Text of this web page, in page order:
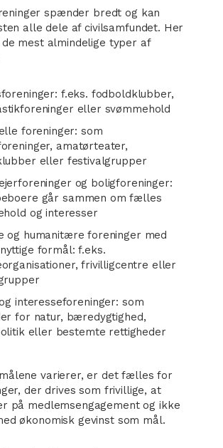
spænder bredt og kan
alle dele af civilsamfundet. Her
mest almindelige typer af
f.eks. fodboldklubber,
eller svømmehold
foreninger: som
amatørteater,
eller festivalgrupper
og boligforeninger:
går sammen om fælles
og interesser
og humanitære foreninger med
formål: f.eks.
frivilligcentre eller
interesseforeninger: som
for natur, bæredygtighed,
eller bestemte rettigheder
varierer, er det fælles for
der drives som frivillige, at
på medlemsengagement og ikke
økonomisk gevinst som mål.